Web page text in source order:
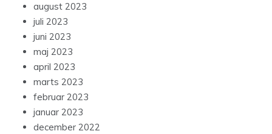
august 2023
juli 2023
juni 2023
maj 2023
april 2023
marts 2023
februar 2023
januar 2023
december 2022